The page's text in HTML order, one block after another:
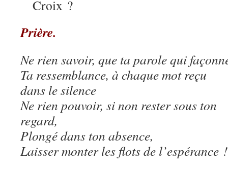
Croix ?
Prière.
Ne rien savoir, que ta parole qui
Ta ressemblance, à chaque mot reçu
dans le silence
Ne rien pouvoir, si non rester sous ton
regard,
Plongé dans ton absence,
Laisser monter les flots de l’espérance !